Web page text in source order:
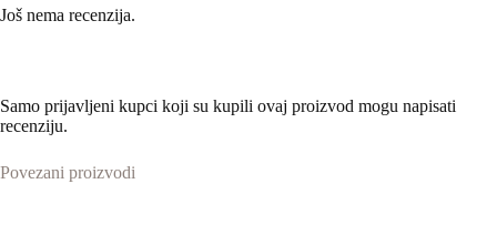
Još nema recenzija.
Samo prijavljeni kupci koji su kupili ovaj proizvod mogu napisati
recenziju.
Povezani proizvodi